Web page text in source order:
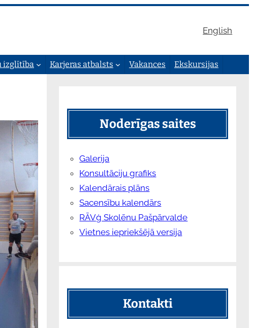
English
izglītība Karjeras atbalsts Vakances Ekskursijas
Noderīgas saites
Galerija
Konsultāciju grafiks
Kalendārais plāns
Sacensību kalendārs
RĀVģ Skolēnu Pašpārvalde
Vietnes iepriekšējā versija
Kontakti